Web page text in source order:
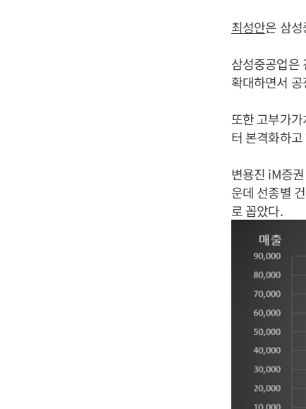
최성안은 삼
삼성중공업은
확대하면서
또한 고부가
터 본격화하
변용진 iM증
운데 선종별
로 꼽았다.